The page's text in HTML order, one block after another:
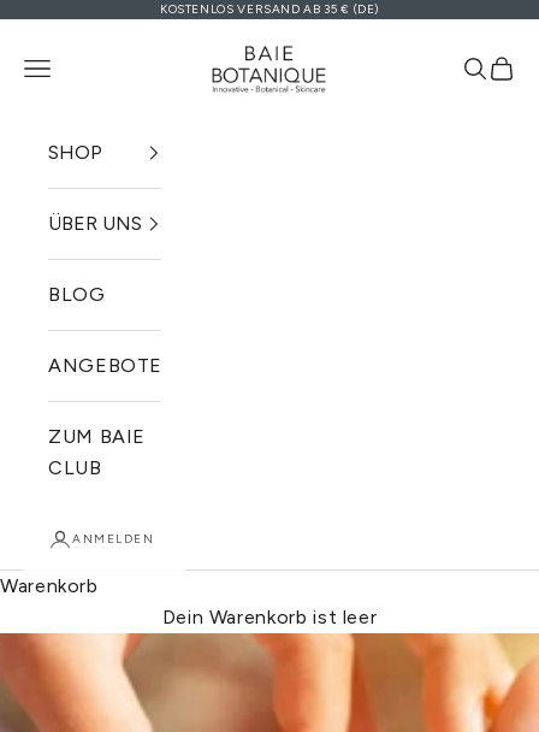
Zum Inhalt springenKOSTENLOS VERSAND AB 35 € (DE)
Baie Botanique EU | Organic and
Navigationsmenü öffnen Suche
SHOP
ÜBER UNS
BLOG
ANGEBOTE
ZUM BAIE
CLUB
ANMELDEN
Warenkorb
Dein Warenkorb ist leer